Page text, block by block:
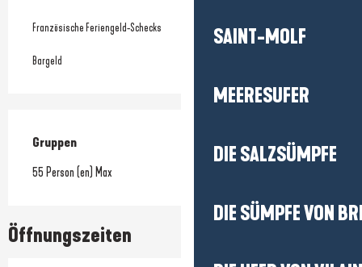
SAINT-MOLF
MEERESUFER
DIE SALZSÜMPFE
DIE SÜMPFE VON
Französische Feriengeld-Schecks
Bargeld
Gruppen
Gruppen
55 Person (en) Max
Öffnungszeiten